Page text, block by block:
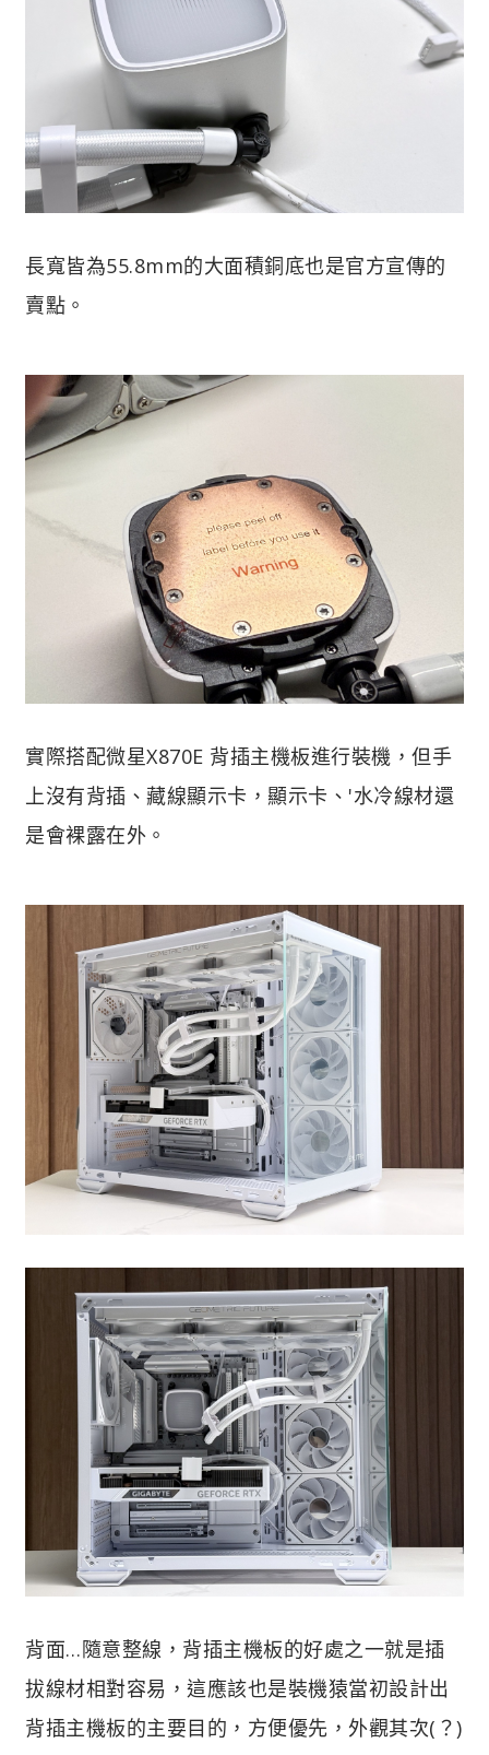
長寬皆為55.8mm的大面積銅底也是官方宣傳的
賣點。
實際搭配微星X870E 背插主機板進行裝機，但手
上沒有背插、藏線顯示卡，顯示卡、'水冷線材還
是會裸露在外。
背面…隨意整線，背插主機板的好處之一就是插
拔線材相對容易，這應該也是裝機猿當初設計出
背插主機板的主要目的，方便優先，外觀其次(？)